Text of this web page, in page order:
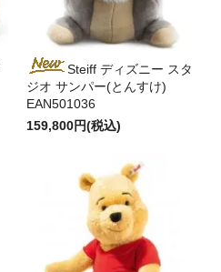
Steiff ディズニー スタ
ジオ サンパー(とんすけ)
EAN501036
159,800円(税込)